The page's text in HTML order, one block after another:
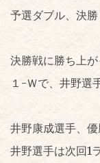
予選ダブル、決勝
決勝戦に勝ち上が
１-Ｗで、井野選
井野康成選手、
井野選手は次回1